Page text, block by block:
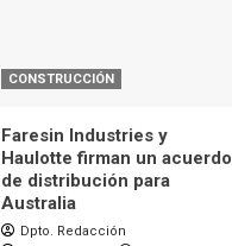
CONSTRUCCIÓN
Faresin Industries y
Haulotte firman un acuerdo
de distribución para
Australia
Dpto. Redacción